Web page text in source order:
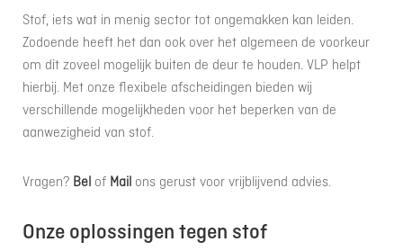
Stof, iets wat in menig sector tot ongemakken kan leiden.
Zodoende heeft het dan ook over het algemeen de voorkeur
om dit zoveel mogelijk buiten de deur te houden. VLP helpt
hierbij. Met onze flexibele afscheidingen bieden wij
verschillende mogelijkheden voor het beperken van de
aanwezigheid van stof.
Vragen? Bel of Mail ons gerust voor vrijblijvend advies.
Onze oplossingen tegen stof